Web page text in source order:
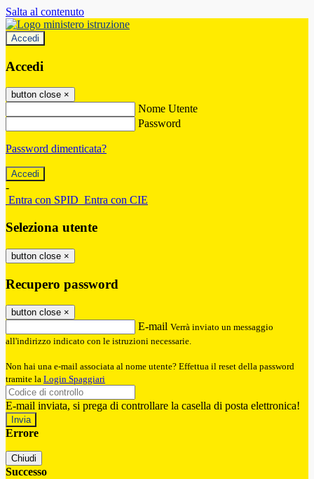
Salta al contenuto
Accedi
Accedi
button close ×
Nome Utente
Password
Password dimenticata?
-
Entra con SPID Entra con CIE
Seleziona utente
button close ×
Recupero password
button close ×
E-mail Verrà inviato un messaggio
all'indirizzo indicato con le istruzioni necessarie.
Non hai una e-mail associata al nome utente? Effettua il reset della password
tramite la Login Spaggiari
E-mail inviata, si prega di controllare la casella di posta elettronica!
Errore
Chiudi
Successo